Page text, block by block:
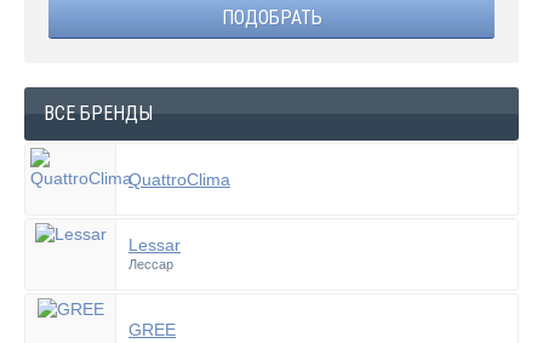
ВСЕ БРЕНДЫ
QuattroClima
Lessar
Лессар
GREE